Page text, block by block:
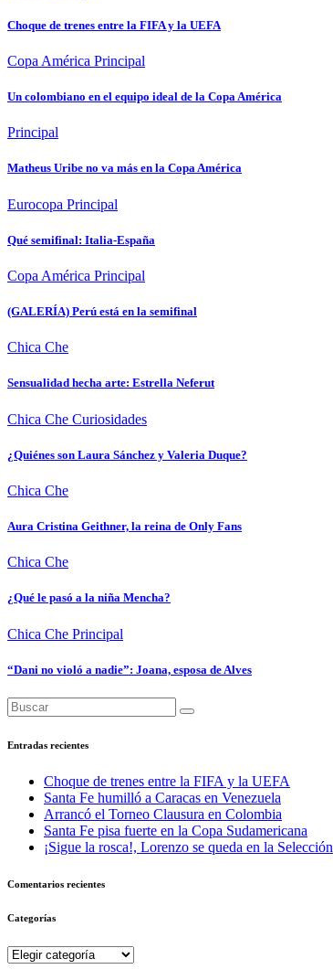
Choque de trenes entre la FIFA y la UEFA
Copa América Principal
Un colombiano en el equipo ideal de la Copa América
Principal
Matheus Uribe no va más en la Copa América
Eurocopa Principal
Qué semifinal: Italia-España
Copa América Principal
(GALERÍA) Perú está en la semifinal
Chica Che
Sensualidad hecha arte: Estrella Neferut
Chica Che Curiosidades
¿Quiénes son Laura Sánchez y Valeria Duque?
Chica Che
Aura Cristina Geithner, la reina de Only Fans
Chica Che
¿Qué le pasó a la niña Mencha?
Chica Che Principal
“Dani no violó a nadie”: Joana, esposa de Alves
Entradas recientes
Choque de trenes entre la FIFA y la UEFA
Santa Fe humilló a Caracas en Venezuela
Arrancó el Torneo Clausura en Colombia
Santa Fe pisa fuerte en la Copa Sudamericana
¡Sigue la rosca!, Lorenzo se queda en la Selección
Comentarios recientes
Categorías
Categorías